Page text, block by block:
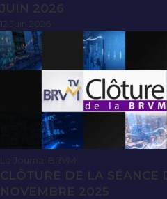
JUIN 2026
Le Journal BRVM
CLÔTURE DE LA SÉANCE
NOVEMBRE 2025